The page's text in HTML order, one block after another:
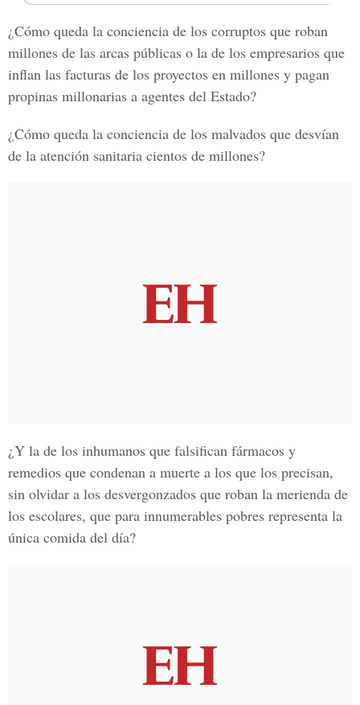
¿Cómo queda la conciencia de los corruptos que roban
millones de las arcas públicas o la de los empresarios que
inflan las facturas de los proyectos en millones y pagan
propinas millonarias a agentes del Estado?
¿Cómo queda la conciencia de los malvados que desvían
de la atención sanitaria cientos de millones?
¿Y la de los inhumanos que falsifican fármacos y
remedios que condenan a muerte a los que los precisan,
sin olvidar a los desvergonzados que roban la merienda de
los escolares, que para innumerables pobres representa la
única comida del día?